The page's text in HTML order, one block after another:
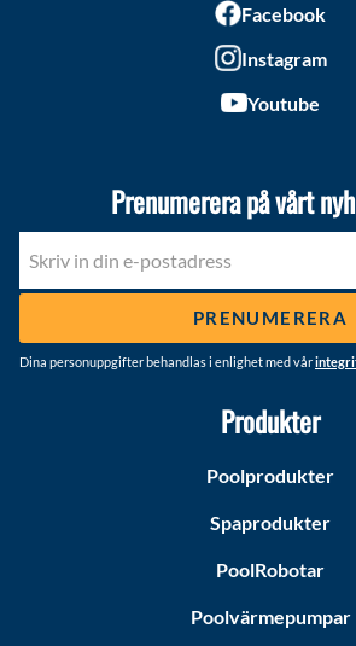
Facebook
Instagram
Youtube
Prenumerera på vårt
PRENUMERERA
Dina personuppgifter behandlas i enlighet med vår
Produkter
Poolprodukter
Spaprodukter
PoolRobotar
Poolvärmepumpar